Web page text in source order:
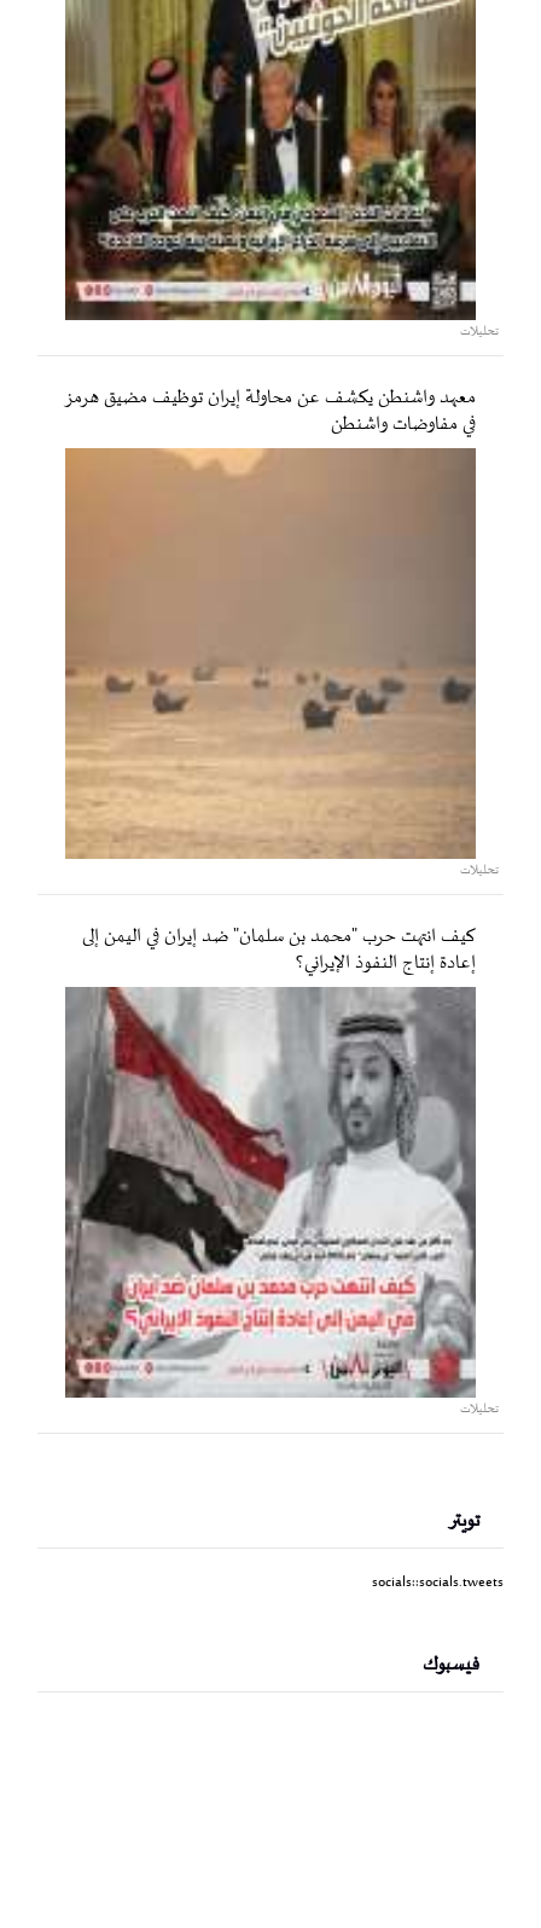
تحليلات
معهد واشنطن يكشف عن محاولة إيران توظيف مضيق هرمز
في مفاوضات واشنطن
تحليلات
كيف انتهت حرب "محمد بن سلمان" ضد إيران في اليمن إلى
إعادة إنتاج النفوذ الإيراني؟
تحليلات
تويتر
socials::socials.tweets
فيسبوك